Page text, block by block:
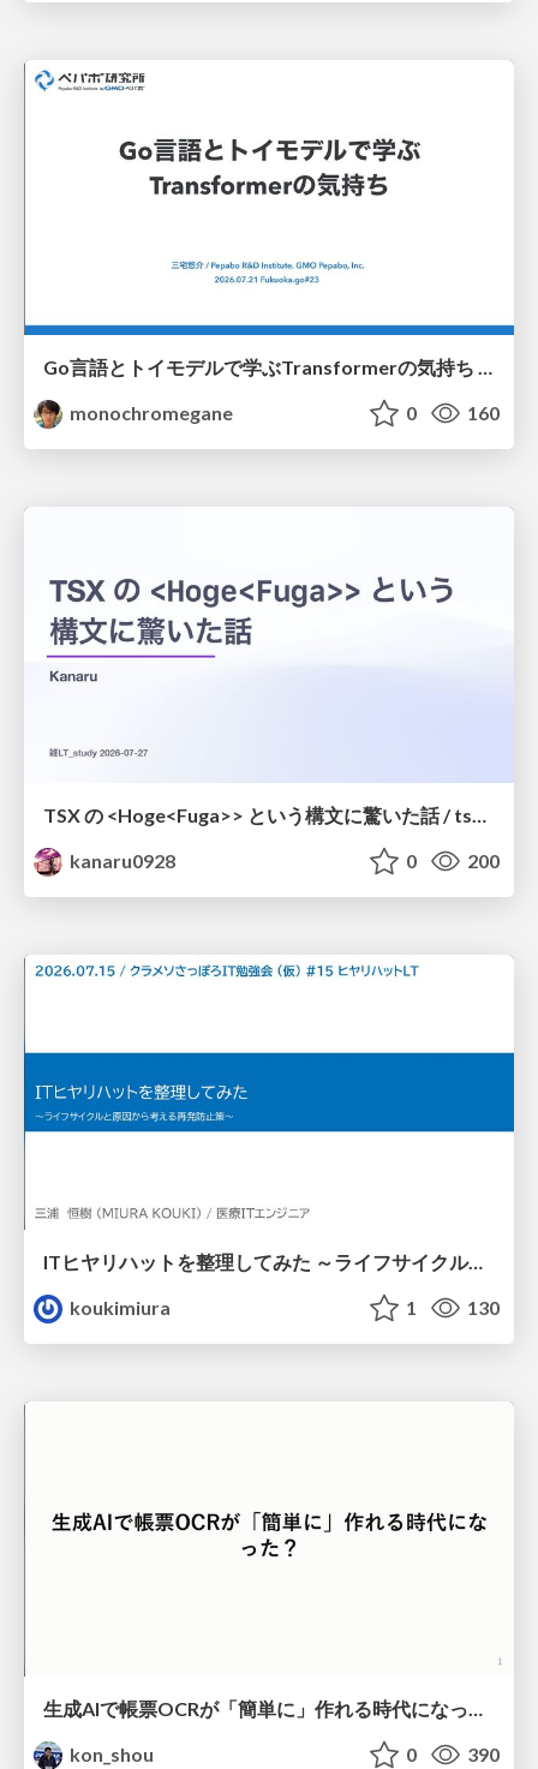
Go言語とトイモデルで学ぶTransformerの気持ち / fukuokago23-transformer
monochromegane
0 160
kanaru0928
0 200
ITヒヤリハットを整理してみた ～ライフサイクルと原因から考える再発防止策～
koukimiura
1 130
生成AIで帳票OCRが「簡単に」作れる時代になった？
kon_shou
0 390